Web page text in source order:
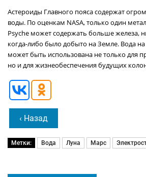
Астероиды Главного пояса содержат
воды. По оценкам NASA, только один
Psyche может содержать больше железа,
когда-либо было добыто на Земле. Вода на
может быть использована не только для
но и для жизнеобеспечения будущих
‹ Назад
Метки: Вода Луна Марс